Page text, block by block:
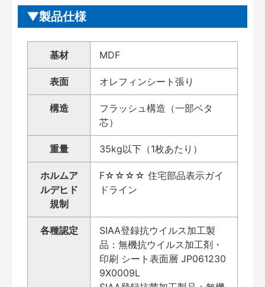
製品仕様
基材 MDF
表面 オレフィンシート張り
構造
フラッシュ構造（一部ベタ
芯）
重量 35kg以下（1枚あたり）
ホルムア
ルデヒド
規制
F☆☆☆☆ 住宅部品表示ガイ
ドライン
各種認定
SIAA登録抗ウイルス加工製
品：無機抗ウイルス加工剤・
印刷 シート表面層 JP061230
9X0009L